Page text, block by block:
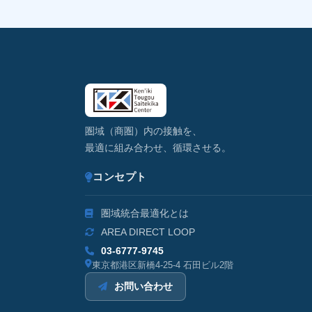
圏域（商圏）内の接触を、
最適に組み合わせ、循環させる。
コンセプト
圏域統合最適化とは
AREA DIRECT LOOP
03-6777-9745
東京都港区新橋4-25-4 石田ビル2階
お問い合わせ